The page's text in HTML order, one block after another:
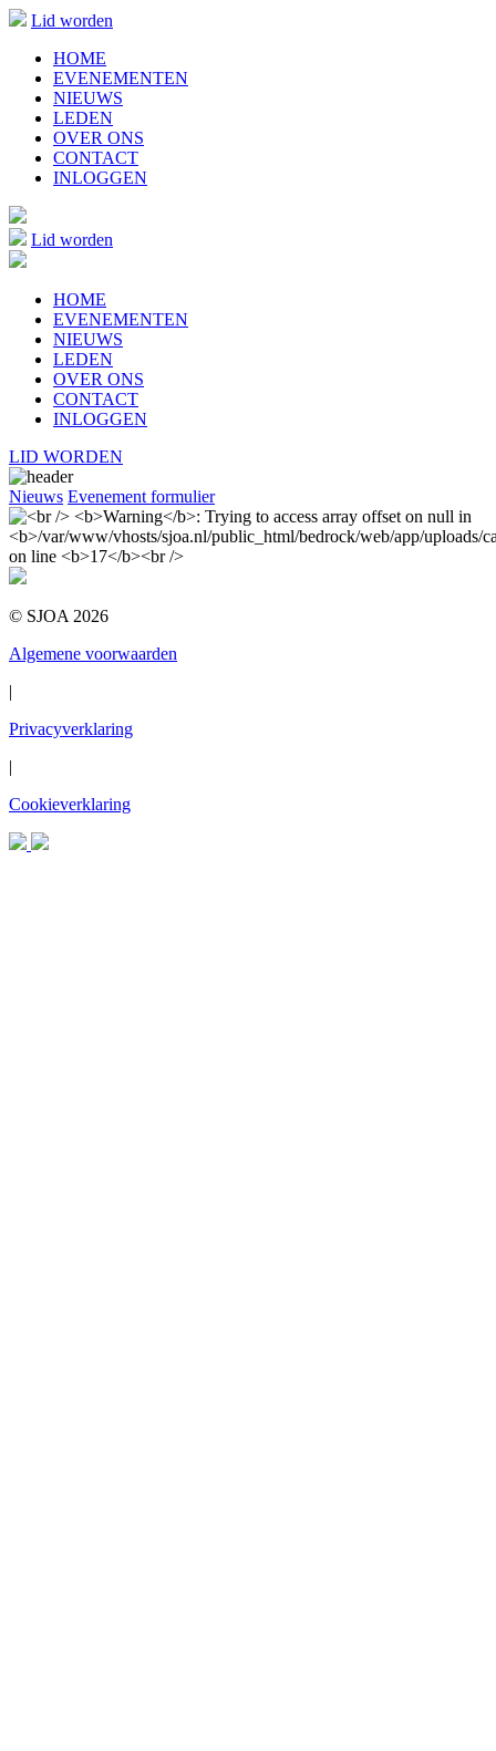
Lid worden
HOME
EVENEMENTEN
NIEUWS
LEDEN
OVER ONS
CONTACT
INLOGGEN
Lid worden
HOME
EVENEMENTEN
NIEUWS
LEDEN
OVER ONS
CONTACT
INLOGGEN
LID WORDEN
Nieuws Evenement formulier
© SJOA 2026
Algemene voorwaarden
|
Privacyverklaring
|
Cookieverklaring